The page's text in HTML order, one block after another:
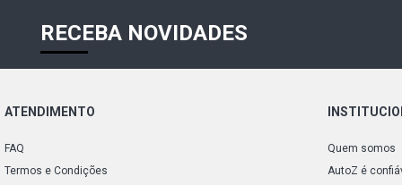
RECEBA NOVIDADES
ATENDIMENTO
FAQ
Termos e Condições
Quem somos
AutoZ é